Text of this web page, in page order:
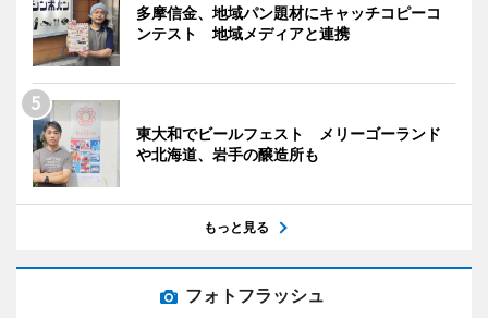
多摩信金、地域パン題材にキャッチコピーコ
ンテスト 地域メディアと連携
東大和でビールフェスト メリーゴーランド
や北海道、岩手の醸造所も
もっと見る
フォトフラッシュ